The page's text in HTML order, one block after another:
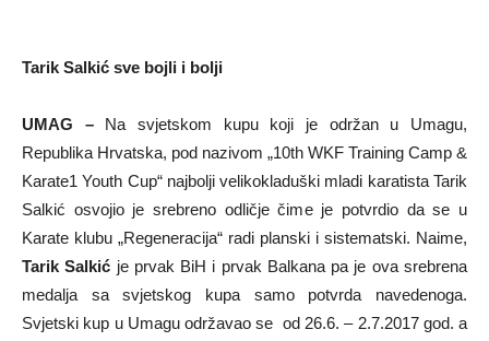
Tarik Salkić sve bojli i bolji
UMAG –Na svjetskom kupu koji je održan u Umagu,
Republika Hrvatska, pod nazivom „10th WKF Training Camp &
Karate1 Youth Cup“ najbolji velikokladuški mladi karatista Tarik
Salkić osvojio je srebreno odličje čime je potvrdio da se u
Karate klubu „Regeneracija“ radi planski i sistematski. Naime,
Tarik Salkić je prvak BiH i prvak Balkana pa je ova srebrena
medalja sa svjetskog kupa samo potvrda navedenoga.
Svjetski kup u Umagu održavao se od 26.6. – 2.7.2017 god. a